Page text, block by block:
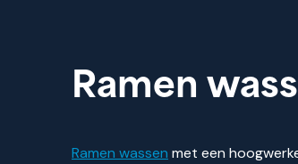
Ramen
Ramen wassen met een